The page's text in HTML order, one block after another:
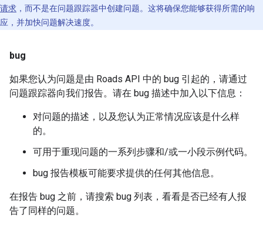
请求 ，而不是在问题跟踪器中创建问题。这将确保您能够获得所需的响
应，并加快问题解决速度。
bug
如果您认为问题是由 Roads API 中的 bug 引起的，请通过
问题跟踪器向我们报告。请在 bug 描述中加入以下信息：
对问题的描述，以及您认为正常情况应该是什么样
的。
可用于重现问题的一系列步骤和/或一小段示例代码。
bug 报告模板可能要求提供的任何其他信息。
在报告 bug 之前，请搜索 bug 列表，看看是否已经有人报
告了同样的问题。